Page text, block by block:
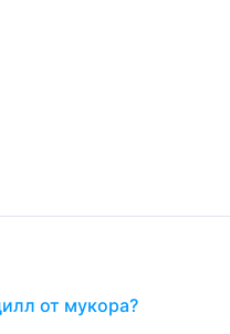
от мукора?